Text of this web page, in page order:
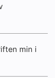
min i